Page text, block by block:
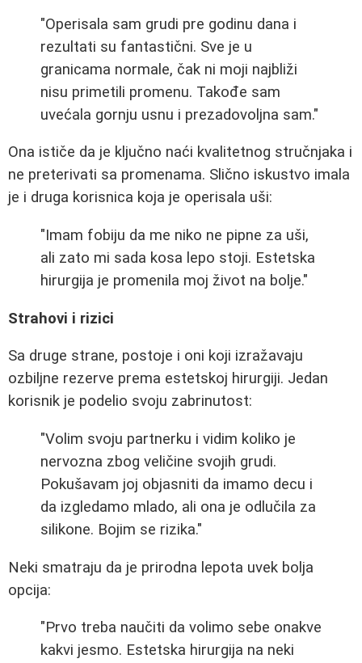
"Operisala sam grudi pre godinu dana i
rezultati su fantastični. Sve je u
granicama normale, čak ni moji najbliži
nisu primetili promenu. Takođe sam
uvećala gornju usnu i prezadovoljna sam."
Ona ističe da je ključno naći kvalitetnog stručnjaka i
ne preterivati sa promenama. Slično iskustvo imala
je i druga korisnica koja je operisala uši:
"Imam fobiju da me niko ne pipne za uši,
ali zato mi sada kosa lepo stoji. Estetska
hirurgija je promenila moj život na bolje."
Strahovi i rizici
Sa druge strane, postoje i oni koji izražavaju
ozbiljne rezerve prema estetskoj hirurgiji. Jedan
korisnik je podelio svoju zabrinutost:
"Volim svoju partnerku i vidim koliko je
nervozna zbog veličine svojih grudi.
Pokušavam joj objasniti da imamo decu i
da izgledamo mlado, ali ona je odlučila za
silikone. Bojim se rizika."
Neki smatraju da je prirodna lepota uvek bolja
opcija:
"Prvo treba naučiti da volimo sebe onakve
kakvi jesmo. Estetska hirurgija na neki